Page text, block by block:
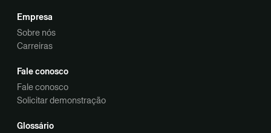
Empresa
Sobre nós
Carreiras
Fale conosco
Fale conosco
Solicitar demonstração
Glossário